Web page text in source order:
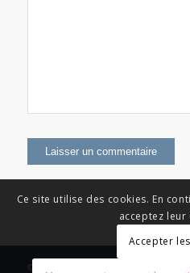
© Copyright - News Nouvelle
Ce site utilise des cookies. En
acceptez
Accepter